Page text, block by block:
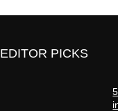
EDITOR PICKS